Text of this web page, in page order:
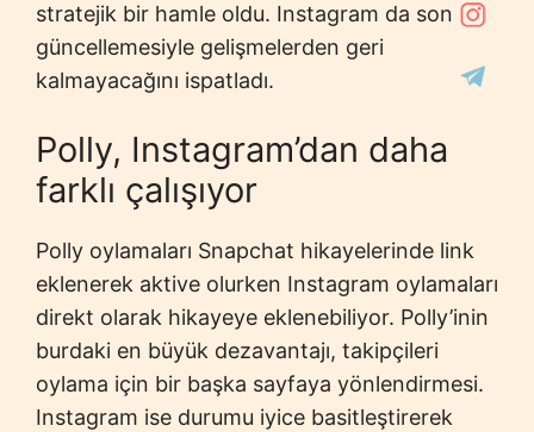
stratejik bir hamle oldu. Instagram da son
güncellemesiyle gelişmelerden geri
kalmayacağını ispatladı.
Polly, Instagram’dan daha
farklı çalışıyor
Polly oylamaları Snapchat hikayelerinde link
eklenerek aktive olurken Instagram oylamaları
direkt olarak hikayeye eklenebiliyor. Polly’inin
burdaki en büyük dezavantajı, takipçileri
oylama için bir başka sayfaya yönlendirmesi.
Instagram ise durumu iyice basitleştirerek